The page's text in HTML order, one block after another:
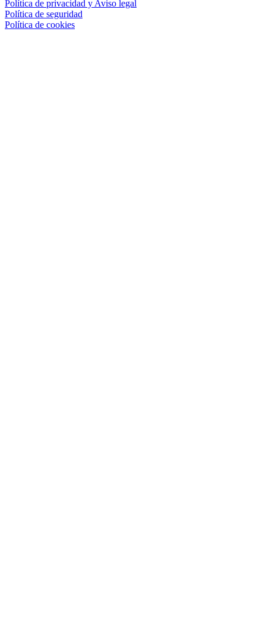
Política de privacidad y Aviso legal
Política de seguridad
Política de cookies